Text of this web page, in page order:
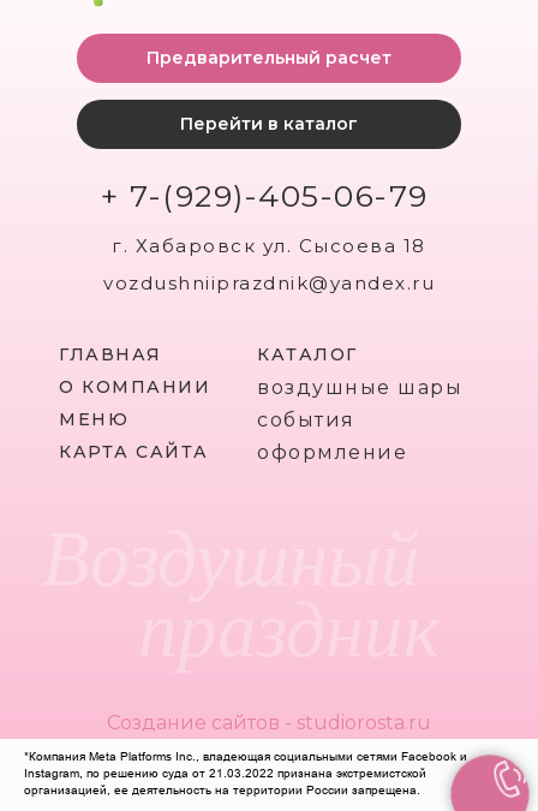
ГЛАВНАЯ
Создание сайтов - studiorosta.ru
Перейти в каталог
Предварительный расчет
+ 7-(929)-405-06-79
г. Хабаровск ул. Сысоева 18
vozdushniiprazdnik@yandex.ru
О КОМПАНИИ
КАРТА САЙТА
МЕНЮ
КАТАЛОГ
воздушные шары
события
оформление
*Компания Meta Platforms Inc., владеющая социальными сетями Facebook и
Instagram, по решению суда от 21.03.2022 признана экстремистской
организацией, ее деятельность на территории России запрещена.